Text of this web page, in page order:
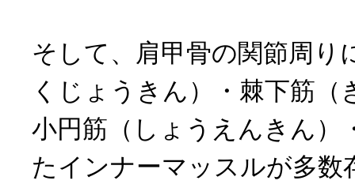
そして、肩甲骨の関節周り
くじょうきん）・棘下筋（
小円筋（しょうえんきん）
たインナーマッスルが多数